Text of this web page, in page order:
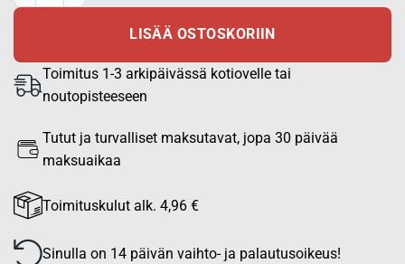
LISÄÄ OSTOSKORIIN
Toimitus 1-3 arkipäivässä kotiovelle tai
noutopisteeseen
Tutut ja turvalliset maksutavat, jopa 30 päivää
maksuaikaa
Toimituskulut alk. 4,96 €
Sinulla on 14 päivän vaihto- ja palautusoikeus!